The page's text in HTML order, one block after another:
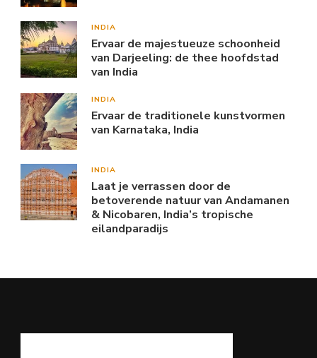
INDIA
Ervaar de majestueuze schoonheid
van Darjeeling: de thee hoofdstad
van India
INDIA
Ervaar de traditionele kunstvormen
van Karnataka, India
INDIA
Laat je verrassen door de
betoverende natuur van Andamanen
& Nicobaren, India’s tropische
eilandparadijs